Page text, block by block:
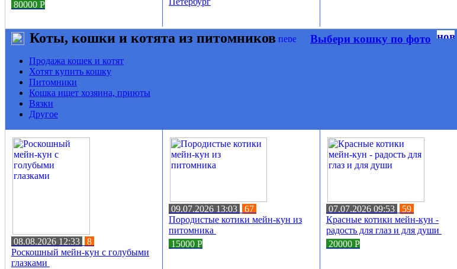
80000 Р
Коты, кошки и котята из питомников Выбери кошку по фото
Продажа кошек и котят
Хотят купить кошку
Питомники
Кошка ищет хозяина, приюты
Вязки
Другое
08.08.2026 12:33
8
Роскошный мейн-кун с голубыми
глазками
09.07.2026 13:03
67
Породистые котики мейн-кун из
питомника
15000 Р
07.07.2026 09:53
59
Красные котики мейн-кун -
радость для глаз и для души
20000 Р